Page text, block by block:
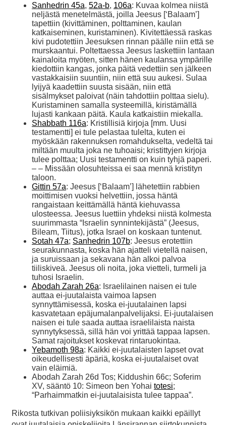
Sanhedrin 45a, 52a-b, 106a: Kuvaa kolmea niistä
neljästä menetelmästä, joilla Jeesus [‘Balaam’]
tapettiin (kivittäminen, polttaminen, kaulan
katkaiseminen, kuristaminen). Kivitettäessä raskas
kivi pudotettiin Jeesuksen rinnan päälle niin että se
murskaantui. Poltettaessa Jeesus laskettiin lantaan
kainaloita myöten, sitten hänen kaulansa ympärille
kiedottiin kangas, jonka päitä vedettiin sen jälkeen
vastakkaisiin suuntiin, niin että suu aukesi. Sulaa
lyijyä kaadettiin suusta sisään, niin että
sisälmykset paloivat (näin tahdottiin polttaa sielu).
Kuristaminen samalla systeemillä, kiristämällä
lujasti kankaan päitä. Kaula katkaistiin miekalla.
Shabbath 116a: Kristillisiä kirjoja [mm. Uusi
testamentti] ei tule pelastaa tulelta, kuten ei
myöskään rakennuksen romahdukselta, vedeltä tai
miltään muulta joka ne tuhoaisi; kristittyjen kirjoja
tulee polttaa; Uusi testamentti on kuin tyhjä paperi.
– – Missään olosuhteissa ei saa mennä kristityn
taloon.
Gittin 57a: Jeesus [‘Balaam’] lähetettiin rabbien
moittimisen vuoksi helvettiin, jossa häntä
rangaistaan keittämällä häntä kiehuvassa
ulosteessa. Jeesus luettiin yhdeksi niistä kolmesta
suurimmasta “Israelin synnintekijästä” (Jeesus,
Bileam, Tiitus), jotka Israel on koskaan tuntenut.
Sotah 47a; Sanhedrin 107b: Jeesus erotettiin
seurakunnasta, koska hän ajatteli vietellä naisen,
ja suruissaan ja sekavana hän alkoi palvoa
tiiliskiveä. Jeesus oli noita, joka vietteli, turmeli ja
tuhosi Israelin.
Abodah Zarah 26a: Israelilainen naisen ei tule
auttaa ei-juutalaista vaimoa lapsen
synnyttämisessä, koska ei-juutalainen lapsi
kasvatetaan epäjumalanpalvelijaksi. Ei-juutalaisen
naisen ei tule saada auttaa israelilaista naista
synnytyksessä, sillä hän voi yrittää tappaa lapsen.
Samat rajoitukset koskevat rintaruokintaa.
Yebamoth 98a: Kaikki ei-juutalaisten lapset ovat
oikeudellisesti äpäriä, koska ei-juutalaiset ovat
vain eläimiä.
Abodah Zarah 26d Tos; Kiddushin 66c; Soferim
XV, sääntö 10: Simeon ben Yohai totesi;
“Parhaimmatkin ei-juutalaisista tulee tappaa”.
Rikosta tutkivan poliisiyksikön mukaan kaikki epäillyt